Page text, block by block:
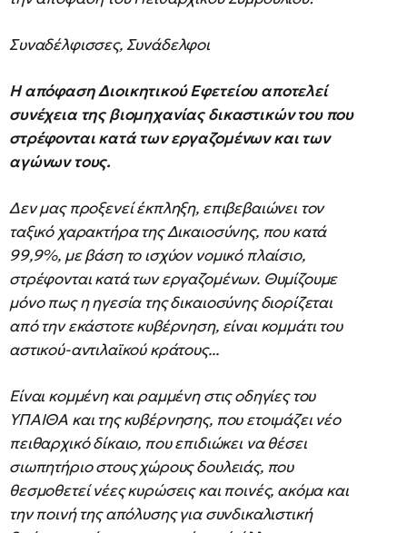
Συναδέλφισσες, Συνάδελφοι
Η απόφαση Διοικητικού Εφετείου αποτελεί
συνέχεια της βιομηχανίας δικαστικών του που
στρέφονται κατά των εργαζομένων και των
αγώνων τους.
Δεν μας προξενεί έκπληξη, επιβεβαιώνει τον
ταξικό χαρακτήρα της Δικαιοσύνης, που κατά
99,9%, με βάση το ισχύον νομικό πλαίσιο,
στρέφονται κατά των εργαζομένων. Θυμίζουμε
μόνο πως η ηγεσία της δικαιοσύνης διορίζεται
από την εκάστοτε κυβέρνηση, είναι κομμάτι του
αστικού-αντιλαϊκού κράτους...
Είναι κομμένη και ραμμένη στις οδηγίες του
ΥΠΑΙΘΑ και της κυβέρνησης, που ετοιμάζει νέο
πειθαρχικό δίκαιο, που επιδιώκει να θέσει
σιωπητήριο στους χώρους δουλειάς, που
θεσμοθετεί νέες κυρώσεις και ποινές, ακόμα και
την ποινή της απόλυσης για συνδικαλιστική